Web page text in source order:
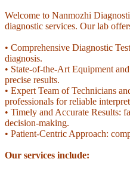
Welcome to Nanmozhi
diagnostic services. Our lab
• Comprehensive Diagnostic
diagnosis.
• State-of-the-Art Equipment
precise results.
• Expert Team of Technicians
professionals for reliable
• Timely and Accurate Results:
decision-making.
• Patient-Centric Approach:
Our services include: